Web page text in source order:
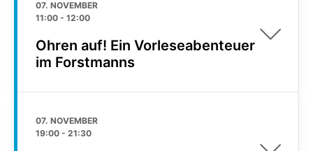
07. NOVEMBER
11:00 - 12:00
Ohren auf! Ein Vorleseabenteuer
im Forstmanns
07. NOVEMBER
19:00 - 21:30